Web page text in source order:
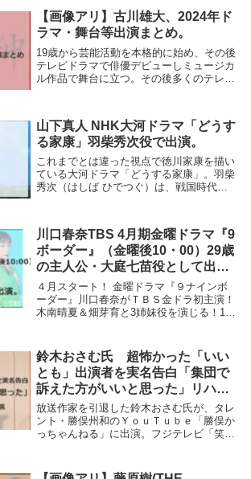
【画像アリ】古川雄大、2024年ド
ラマ・舞台等出演まとめ。
19歳から芸能活動を本格的に始め、その後
テレビドラマで俳優デビューしミュージカ
ル作品で舞台に立つ。その後多くのテレビ
とめてみた。コトコト〜おいしい心と出会
う旅〜 ...
山下真人 NHK大河ドラマ「どうす
る家康」羽柴秀次役で出演。
これまでとは違った視点で徳川家康を描い
ている大河ドラマ「どうする家康」。羽柴
秀次（はしば ひでつぐ）は、戦国時代か
竜院日秀の長男。山下真人、豊臣氏の第2
代関白。豊...
川口春奈TBS 4月期金曜ドラマ『9
ボーダー』（金曜後10・00）29歳
の主人公・大庭七苗役として出
演。
４月スタート！ 金曜ドラマ『９ナインボ
ーダー』川口春奈がＴＢＳ金ドラ初主演！
木南晴夏＆畑芽育と3姉妹役を演じる！19
ら、自分の生きる道を模索金曜日がハッピ
ーに...
鈴木おさむ氏 超怖かった「いい
とも」出演者を実名告白「集団で
訴えた方がいいと思った」リハは
背中向けて完全無視
放送作家を引退した鈴木おさむ氏が、タレ
ント・勝俣州和のＹｏｕＴｕｂｅ「勝俣か
っちゃんねる」に出演。フジテレビ「笑っ
うくらい」怖かったお笑いタレントの名前